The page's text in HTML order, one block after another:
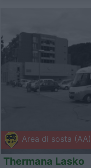
Area di sosta (AA)
Thermana Lasko